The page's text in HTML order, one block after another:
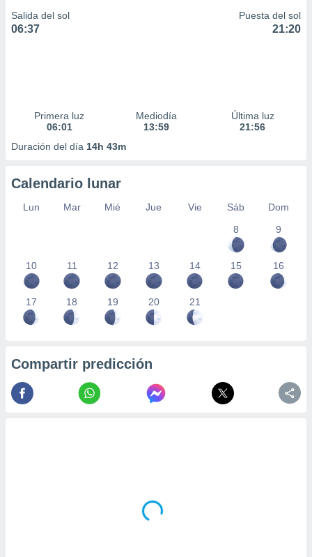
Salida del sol
06:37
Puesta del sol
21:20
Primera luz
06:01
Mediodía
13:59
Última luz
21:56
Duración del día 14h 43m
Calendario lunar
Lun Mar Mié Jue Vie Sáb
Dom
8
9
10 11 12 13 14 15 16
17 18 19 20 21
Compartir predicción